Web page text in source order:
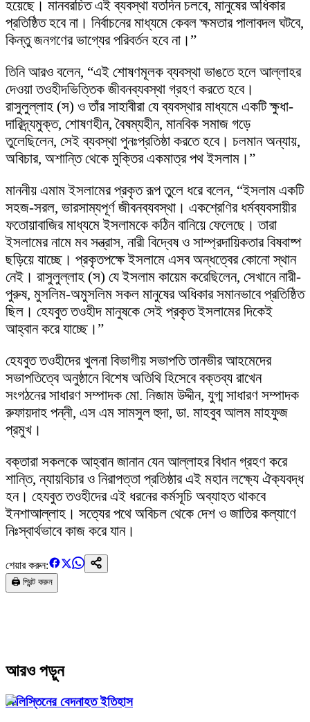
হয়েছে। মানবরচিত এই ব্যবস্থা যতদিন চলবে, মানুষের অধিকার
প্রতিষ্ঠিত হবে না। নির্বাচনের মাধ্যমে কেবল ক্ষমতার পালাবদল ঘটবে,
কিন্তু জনগণের ভাগ্যের পরিবর্তন হবে না।”
তিনি আরও বলেন, “এই শোষণমূলক ব্যবস্থা ভাঙতে হলে আল্লাহর
দেওয়া তওহীদভিত্তিক জীবনব্যবস্থা গ্রহণ করতে হবে।
রাসুলুল্লাহ (স) ও তাঁর সাহাবীরা যে ব্যবস্থার মাধ্যমে একটি ক্ষুধা-
দারিদ্র্যমুক্ত, শোষণহীন, বৈষম্যহীন, মানবিক সমাজ গড়ে
তুলেছিলেন, সেই ব্যবস্থা পুনঃপ্রতিষ্ঠা করতে হবে। চলমান অন্যায়,
অবিচার, অশান্তি থেকে মুক্তির একমাত্র পথ ইসলাম।”
মাননীয় এমাম ইসলামের প্রকৃত রূপ তুলে ধরে বলেন, “ইসলাম একটি
সহজ-সরল, ভারসাম্যপূর্ণ জীবনব্যবস্থা। একশ্রেণির ধর্মব্যবসায়ীর
ফতোয়াবাজির মাধ্যমে ইসলামকে কঠিন বানিয়ে ফেলেছে। তারা
ইসলামের নামে মব সন্ত্রাস, নারী বিদ্বেষ ও সাম্প্রদায়িকতার বিষবাষ্প
ছড়িয়ে যাচ্ছে। প্রকৃতপক্ষে ইসলামে এসব অন্ধত্বের কোনো স্থান
নেই। রাসুলুল্লাহ (স) যে ইসলাম কায়েম করেছিলেন, সেখানে নারী-
পুরুষ, মুসলিম-অমুসলিম সকল মানুষের অধিকার সমানভাবে প্রতিষ্ঠিত
ছিল। হেযবুত তওহীদ মানুষকে সেই প্রকৃত ইসলামের দিকেই
আহ্বান করে যাচ্ছে।”
হেযবুত তওহীদের খুলনা বিভাগীয় সভাপতি তানভীর আহমেদের
সভাপতিত্বে অনুষ্ঠানে বিশেষ অতিথি হিসেবে বক্তব্য রাখেন
সংগঠনের সাধারণ সম্পাদক মো. নিজাম উদ্দীন, যুগ্ম সাধারণ সম্পাদক
রুফায়দাহ পন্নী, এস এম সামসুল হুদা, ডা. মাহবুব আলম মাহফুজ
প্রমুখ।
বক্তারা সকলকে আহ্বান জানান যেন আল্লাহর বিধান গ্রহণ করে
শান্তি, ন্যায়বিচার ও নিরাপত্তা প্রতিষ্ঠার এই মহান লক্ষ্যে ঐক্যবদ্ধ
হন। হেযবুত তওহীদের এই ধরনের কর্মসূচি অব্যাহত থাকবে
ইনশাআল্লাহ। সত্যের পথে অবিচল থেকে দেশ ও জাতির কল্যাণে
নিঃস্বার্থভাবে কাজ করে যান।
শেয়ার করুন:
🖨️ প্রিন্ট করুন
আরও পড়ুন
ফিলিস্তিনের বেদনাহত ইতিহাস